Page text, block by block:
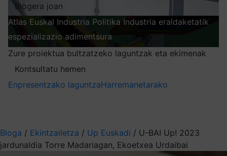
Blogera joan
Atlas Euskal Industria Politika Industria eraldaketatik
espezializazio adimentsura
Zure proiektua bultzatzeko laguntzak eta ekimenak
Kontsultatu hemen
Enpresentzako laguntzaHarremanetarako
Bloga / Ekintzailetza / Up Euskadi / U-BAI Up! 2023
jardunaldia Torre Madariagan, Ekoetxea Urdaibai